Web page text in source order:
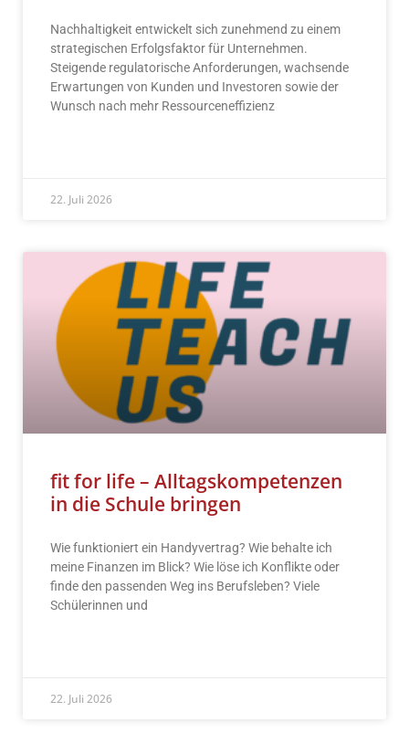
Nachhaltigkeit entwickelt sich zunehmend zu einem
strategischen Erfolgsfaktor für Unternehmen.
Steigende regulatorische Anforderungen, wachsende
Erwartungen von Kunden und Investoren sowie der
Wunsch nach mehr Ressourceneffizienz
22. Juli 2026
fit for life – Alltagskompetenzen
in die Schule bringen
Wie funktioniert ein Handyvertrag? Wie behalte ich
meine Finanzen im Blick? Wie löse ich Konflikte oder
finde den passenden Weg ins Berufsleben? Viele
Schülerinnen und
22. Juli 2026